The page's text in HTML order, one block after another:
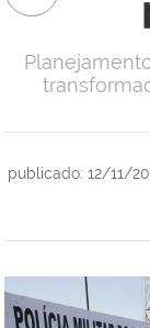
publicado: 12/11/